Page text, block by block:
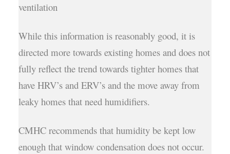
ventilation
While this information is reasonably good, it is
directed more towards existing homes and does not
fully reflect the trend towards tighter homes that
have HRV’s and ERV’s and the move away from
leaky homes that need humidifiers.
CMHC recommends that humidity be kept low
enough that window condensation does not occur.